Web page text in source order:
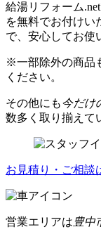
給湯リフォーム
を無料でお付けい
で、安心してお使
※一部除外の商品
ください。
その他にも今だけ
数多く取り揃えて
お見積り・ご相談
営業エリアは 豊中